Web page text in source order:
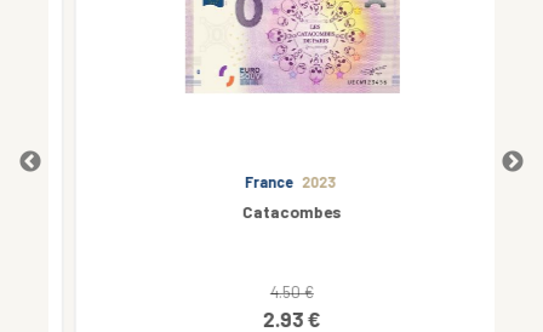
France 2023
Catacombes
4.50 €
2.93 €